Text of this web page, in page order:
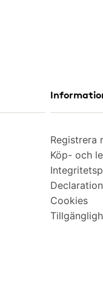
Registrera
Köp- och
Cookies